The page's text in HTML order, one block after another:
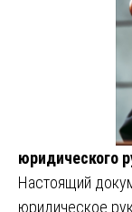
юридического
Настоящий
юридическое